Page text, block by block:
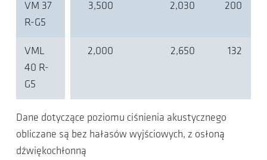
VM 37
R-G5
3,500 2,030 200
VML
40 R-
G5
2,000 2,650 132
Dane dotyczące poziomu ciśnienia akustycznego
obliczane są bez hałasów wyjściowych, z osłoną
dźwiękochłonną